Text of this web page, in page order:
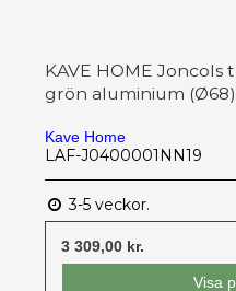
KAVE HOME
grön aluminium (Ø68)
Kave Home
LAF-J0400001NN19
3-5 veckor.
3 309,00 kr.
Visa